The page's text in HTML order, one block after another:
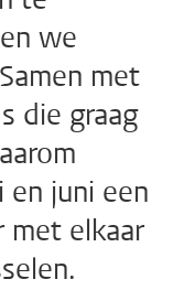
we
met
die graag
en juni een
met elkaar